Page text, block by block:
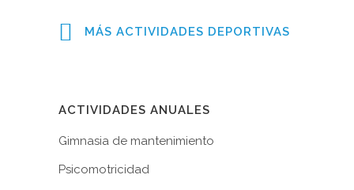
MÁS ACTIVIDADES DEPORTIVAS
ACTIVIDADES ANUALES
Gimnasia de mantenimiento
Psicomotricidad